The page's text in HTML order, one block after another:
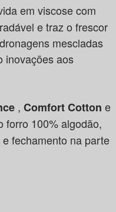
em viscose com
e traz o frescor
mescladas
inovações aos
, Comfort Cotton e
forro 100% algodão,
fechamento na parte